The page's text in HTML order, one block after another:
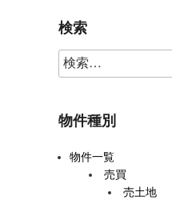
検索
物件種別
物件一覧
売買
売土地